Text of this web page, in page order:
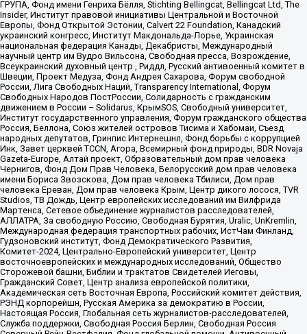
ГРУПА, Фонд имени Генриха Бёлля, Stichting Bellingcat, Bellingcat Ltd, The
Insider, Институт правовой инициативы Центральной и Восточной
Европы, Фонд Открытой Эстонии, Calvert 22 Foundation, Канадский
украинский конгресс, Институт Макдональда-Лорье, Украинская
национальная федерация Канады, Декабристы, Международный
научный центр им Вудро Вильсона, Свободная пресса, Возрождение,
Всеукраинский духовный центр , Риддл, Русский антивоенный комитет в
Швеции, Проект Медуза, Фонд Андрея Сахарова, Форум свободной
России, Лига Свободных Наций, Transparеncy International, Форум
Свободных Народов ПостРоссии, Солидарность с гражданским
движением в России – Solidarus, КрымSOS, Свободный университет,
Институт государственного управления, Форум гражданского общества
Россия, Беллона, Союз жителей островов Тисима и Хабомаи, Съезд
народных депутатов, Гринпис Интернешнл, Фонд борьбы с коррупцией
Инк, Завет церквей TCCN, Агора, Всемирный фонд природы, BDR Novaja
Gazeta-Europe, Алтай проект, Образовательный дом прав человека
Чернигов, Фонд Дом Прав Человека, Белорусский дом прав человека
имени Бориса Звозскова, Дом прав человека Тбилиси, Дом прав
человека Ереван, Дом прав человека Крым, Центр дикого лосося, TVR
Studios, ТВ Дождь, Центр европейских исследований им Вилфрида
Мартенса, Сетевое объединение журналистов расследователей,
АЛЛАТРА, За свободную Россию, Свободная Бурятия, Uralic, UnKremlin,
Международная федерация транспортных рабочих, ИстЧам Финланд,
Гудзоновский институт, Фонд Демократического Развития,
Комитет-2024, Центрально-Европейский университет, Центр
восточноевропейских и международных исследований, Общество
Сторожевой башни, Библии и трактатов Свидетелей Иеговы,
Гражданский Совет, Центр анализа европейской политики,
Академическая сеть Восточная Европа, Российский комитет действия,
РЭНД корпорейшн, Русская Америка за демократию в России,
Настоящая Россия, Глобальная сеть журналистов-расследователей,
Служба поддержки, Свободная Россия Берлин, Свободная Россия